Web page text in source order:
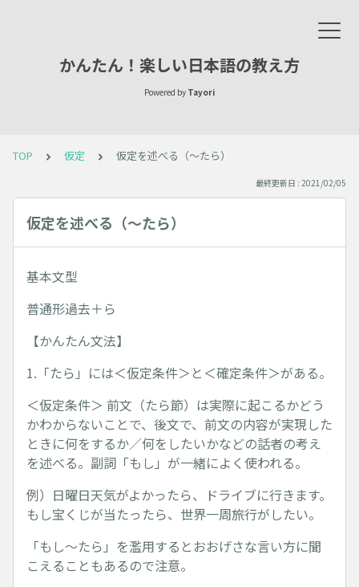
かんたん！楽しい日本語の教え方
Powered by Tayori
TOP 仮定 仮定を述べる（～たら）
最終更新日 : 2021/02/05
仮定を述べる（～たら）
基本文型
普通形過去＋ら
【かんたん文法】
1.「たら」には＜仮定条件＞と＜確定条件＞がある。
＜仮定条件＞ 前文（たら節）は実際に起こるかどう
かわからないことで、後文で、前文の内容が実現した
ときに何をするか／何をしたいかなどの話者の考え
を述べる。副詞「もし」が一緒によく使われる。
例）日曜日天気がよかったら、ドライブに行きます。
もし宝くじが当たったら、世界一周旅行がしたい。
「もし～たら」を濫用するとおおげさな言い方に聞
こえることもあるので注意。